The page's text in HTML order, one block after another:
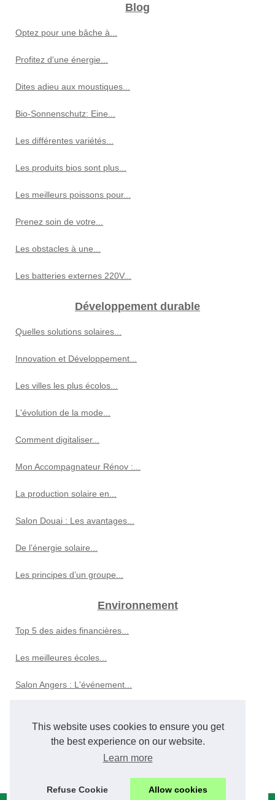
This website uses cookies to ensure you get
the best experience on our website.
Learn more
Refuse Cookie Allow cookies
Blog
Optez pour une bâche à...
Profitez d'une énergie...
Dites adieu aux moustiques...
Bio-Sonnenschutz: Eine...
Les différentes variétés...
Les produits bios sont plus...
Les meilleurs poissons pour...
Prenez soin de votre...
Les obstacles à une...
Les batteries externes 220V...
Développement durable
Quelles solutions solaires...
Innovation et Développement...
Les villes les plus écolos...
L'évolution de la mode...
Comment digitaliser...
Mon Accompagnateur Rénov :...
La production solaire en...
Salon Douai : Les avantages...
De l’énergie solaire...
Les principes d’un groupe...
Environnement
Top 5 des aides financières...
Les meilleures écoles...
Salon Angers : L'événement...
Les secrets du contre galop...